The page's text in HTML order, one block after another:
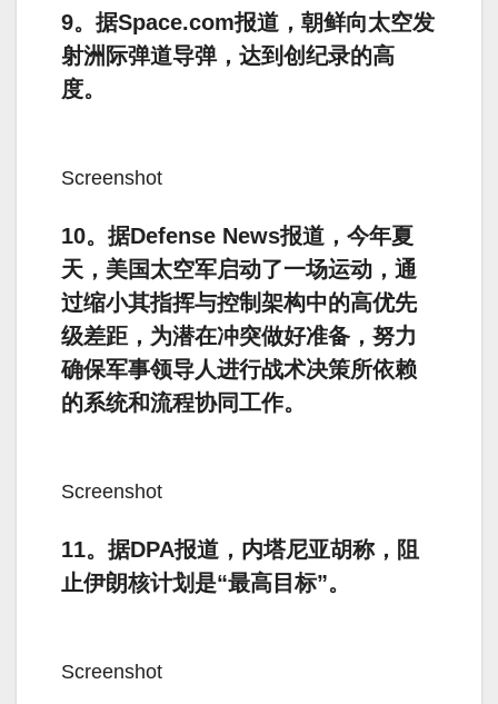
9。据Space.com报道，朝鲜向太空发
射洲际弹道导弹，达到创纪录的高
度。
Screenshot
10。据Defense News报道，今年夏
天，美国太空军启动了一场运动，通
过缩小其指挥与控制架构中的高优先
级差距，为潜在冲突做好准备，努力
确保军事领导人进行战术决策所依赖
的系统和流程协同工作。
Screenshot
11。据DPA报道，内塔尼亚胡称，阻
止伊朗核计划是“最高目标”。
Screenshot